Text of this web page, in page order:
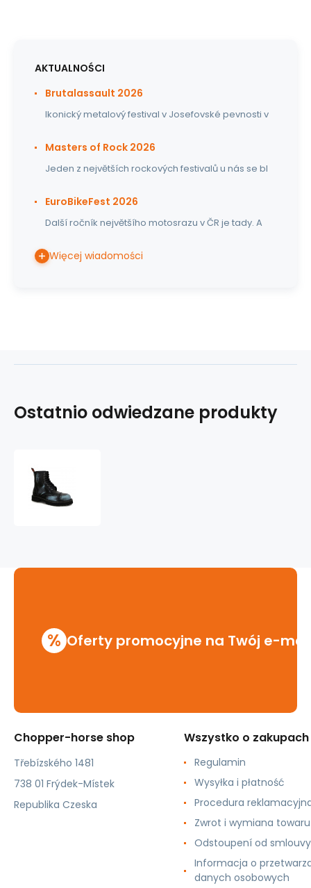
AKTUALNOŚCI
Brutalassault 2026
Ikonický metalový festival v Josefovské pevnosti v
Masters of Rock 2026
Jeden z největších rockových festivalů u nás se bl
EuroBikeFest 2026
Další ročník největšího motosrazu v ČR je tady. A
Więcej wiadomości
Ostatnio odwiedzane produkty
% Oferty promocyjne na Twój e-mail
Chopper-horse shop
Třebízského 1481
738 01 Frýdek-Místek
Republika Czeska
Wszystko o zakupach
Regulamin
Wysyłka i płatność
Procedura
Zwrot i wymiana towaru
Odstoupení od smlouvy
Informacja o
danych osobowych